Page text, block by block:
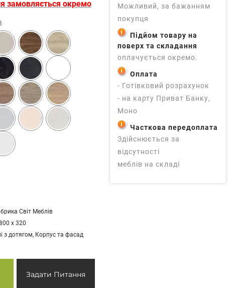
замовляється окремо
Світ Меблів
х 320
з дотягом, Корпус та фасад
Задати Питання
Можливий, за бажанням
покупця
Підйом товару на
поверх та складання
оплачується окремо.
Оплата
- Готівковий розрахунок
- на карту Приват Банку,
Моно
Часткова передоплата
Здійснюється за
відсутності
меблів на складі